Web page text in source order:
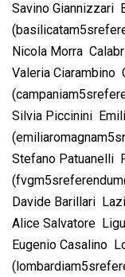
Savino Giannizzari 
(
Nicola Morra 
Valeria Ciarambino 
(
Silvia Piccinini 
(
Stefano Patuanelli 
(
Davide Barillari 
Alice Salvatore 
Eugenio Casalino 
(